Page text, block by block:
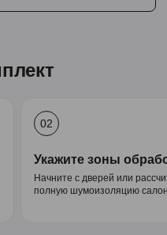
02
Укажите зоны
Начните с дверей или
полную шумоизоляцию